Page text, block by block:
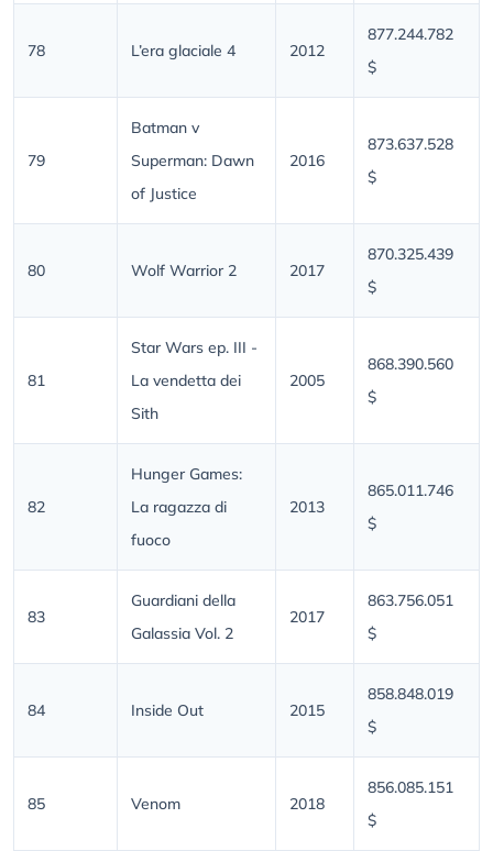
78 L’era glaciale 4 2012
877.244.782
$
79
Batman v
Superman: Dawn
of Justice
2016
873.637.528
$
80 Wolf Warrior 2 2017
870.325.439
$
81
Star Wars ep. III -
La vendetta dei
Sith
2005
868.390.560
$
82
Hunger Games:
La ragazza di
fuoco
2013
865.011.746
$
83
Guardiani della
Galassia Vol. 2
2017
863.756.051
$
84 Inside Out 2015
858.848.019
$
85 Venom 2018
856.085.151
$